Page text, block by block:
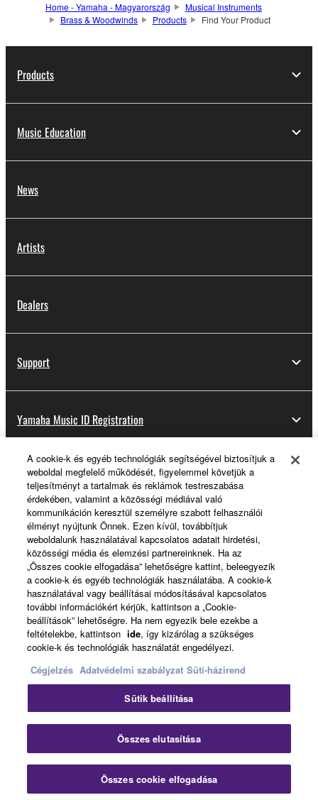
Home - Yamaha - Magyarország
Musical Instruments
Brass & Woodwinds
Products Find Your Product
Products
Music Education
News
Artists
Dealers
Support
Yamaha Music ID Registration
About Yamaha
Magyarország - English
Business
Kapcsolat velünkFelhasználás feltételei
Adatvédelmi szabályzatSütikre vonatkozó szabályzat
Cégjelzés
© Yamaha Corporation.
A cookie-k és egyéb technológiák segítségével biztosítjuk a
weboldal megfelelő működését, figyelemmel követjük a
teljesítményt a tartalmak és reklámok testreszabása
érdekében, valamint a közösségi médiával való
kommunikáción keresztül személyre szabott felhasználói
élményt nyújtunk Önnek. Ezen kívül, továbbítjuk
weboldalunk használatával kapcsolatos adatait hirdetési,
közösségi média és elemzési partnereinknek. Ha az
„Összes cookie elfogadása” lehetőségre kattint, beleegyezik
a cookie-k és egyéb technológiák használatába. A cookie-k
használatával vagy beállításai módosításával kapcsolatos
további információkért kérjük, kattintson a „Cookie-
beállítások” lehetőségre. Ha nem egyezik bele ezekbe a
feltételekbe, kattintson ide, így kizárólag a szükséges
cookie-k és technológiák használatát engedélyezi.
Cégjelzés Adatvédelmi szabályzat Süti-házirend
Sütik beállítása
Összes elutasítása
Összes cookie elfogadása